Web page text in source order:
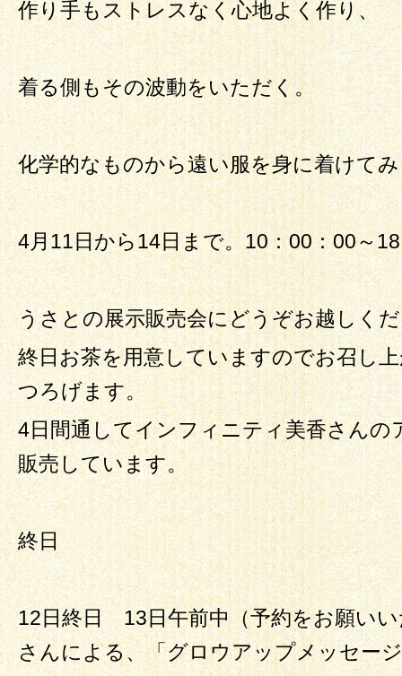
作り手もストレスなく心地よく作り、
着る側もその波動をいただく。
化学的なものから遠い服を身に着けて
4月11日から14日まで。10：00：00～
うさとの展示販売会にどうぞお越しく
終日お茶を用意していますのでお召し
つろげます。
4日間通してインフィニティ美香さん
販売しています。
終日
12日終日 13日午前中（予約をお願い
さんによる、「グロウアップメッセ